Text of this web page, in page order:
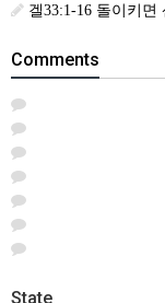
겔33:1-16 돌이키면
Comments
State